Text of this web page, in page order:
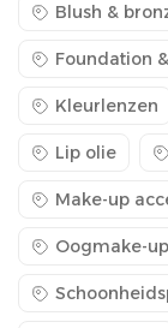
Blush &
Foundation
Kleurlenzen
Lip olie
Make-up
Oogmake-up